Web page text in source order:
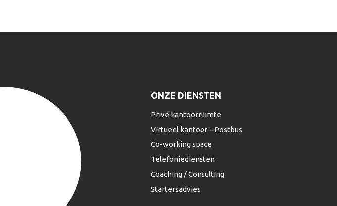
ONZE DIENSTEN
Privé kantoorruimte
Virtueel kantoor – Postbus
Co-working space
Telefoniediensten
Coaching / Consulting
Startersadvies